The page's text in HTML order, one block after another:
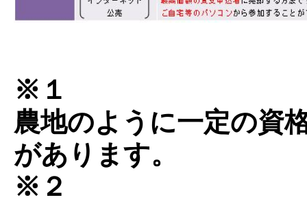
※１
農地のように一定の資
があります。
※２